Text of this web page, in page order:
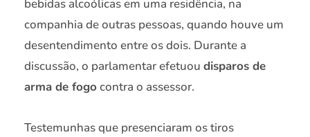
bebidas alcoólicas em uma residência, na
companhia de outras pessoas, quando houve um
desentendimento entre os dois. Durante a
discussão, o parlamentar efetuou disparos de
arma de fogo contra o assessor.
Testemunhas que presenciaram os tiros